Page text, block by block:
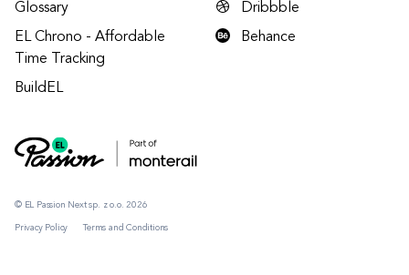
© EL Passion Next sp. z o.o. 2026
Privacy Policy Terms and Conditions
Glossary
EL Chrono - Affordable
Time Tracking
BuildEL
Dribbble
Behance